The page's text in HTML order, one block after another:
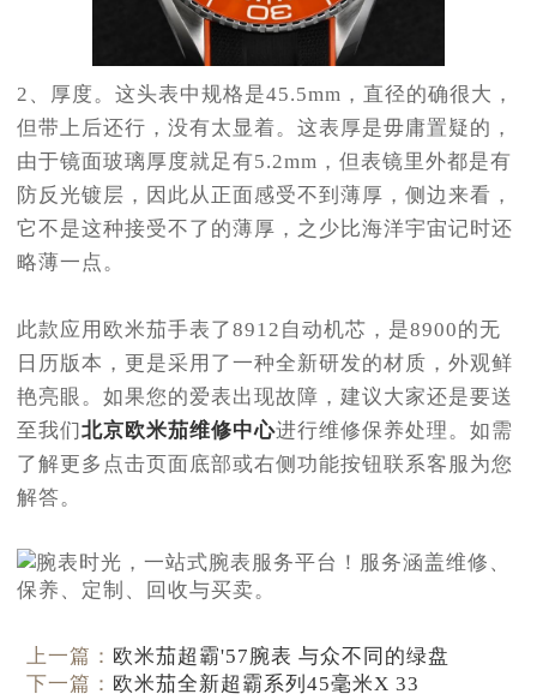
2、厚度。这头表中规格是45.5mm，直径的确很大，
但带上后还行，没有太显着。这表厚是毋庸置疑的，
由于镜面玻璃厚度就足有5.2mm，但表镜里外都是有
防反光镀层，因此从正面感受不到薄厚，侧边来看，
它不是这种接受不了的薄厚，之少比海洋宇宙记时还
略薄一点。
此款应用欧米茄手表了8912自动机芯，是8900的无
日历版本，更是采用了一种全新研发的材质，外观鲜
艳亮眼。如果您的爱表出现故障，建议大家还是要送
至我们 北京欧米茄维修中心进行维修保养处理。如需
了解更多点击页面底部或右侧功能按钮联系客服为您
解答。
上一篇： 欧米茄超霸'57腕表 与众不同的绿盘
下一篇： 欧米茄全新超霸系列45毫米X 33